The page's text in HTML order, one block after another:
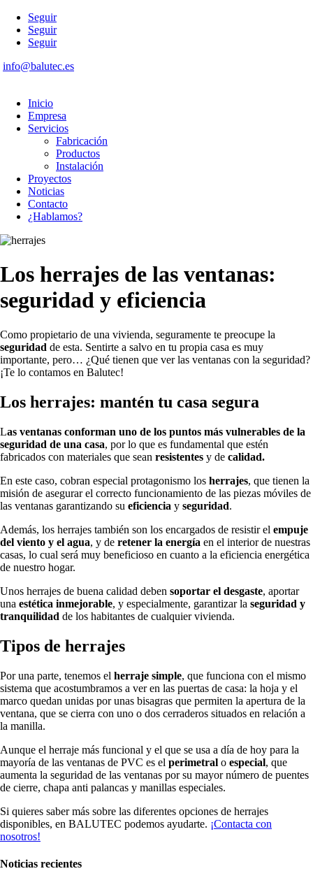
Seguir
Seguir
Seguir
info@balutec.es
Inicio
Empresa
Servicios
Fabricación
Productos
Instalación
Proyectos
Noticias
Contacto
¿Hablamos?
Los herrajes de las ventanas:
seguridad y eficiencia
Como propietario de una vivienda, seguramente te preocupe la
seguridad de esta. Sentirte a salvo en tu propia casa es muy
importante, pero… ¿Qué tienen que ver las ventanas con la seguridad?
¡Te lo contamos en Balutec!
Los herrajes: mantén tu casa segura
Las ventanas conforman uno de los puntos más vulnerables de la
seguridad de una casa, por lo que es fundamental que estén
fabricados con materiales que sean resistentes y de calidad.
En este caso, cobran especial protagonismo los herrajes, que tienen la
misión de asegurar el correcto funcionamiento de las piezas móviles de
las ventanas garantizando su eficiencia y seguridad.
Además, los herrajes también son los encargados de resistir el empuje
del viento y el agua, y de retener la energía en el interior de nuestras
casas, lo cual será muy beneficioso en cuanto a la eficiencia energética
de nuestro hogar.
Unos herrajes de buena calidad deben soportar el desgaste, aportar
una estética inmejorable, y especialmente, garantizar la seguridad y
tranquilidad de los habitantes de cualquier vivienda.
Tipos de herrajes
Por una parte, tenemos el herraje simple, que funciona con el mismo
sistema que acostumbramos a ver en las puertas de casa: la hoja y el
marco quedan unidas por unas bisagras que permiten la apertura de la
ventana, que se cierra con uno o dos cerraderos situados en relación a
la manilla.
Aunque el herraje más funcional y el que se usa a día de hoy para la
mayoría de las ventanas de PVC es el perimetral o especial, que
aumenta la seguridad de las ventanas por su mayor número de puentes
de cierre, chapa anti palancas y manillas especiales.
Si quieres saber más sobre las diferentes opciones de herrajes
disponibles, en BALUTEC podemos ayudarte. ¡Contacta con
nosotros!
Noticias recientes